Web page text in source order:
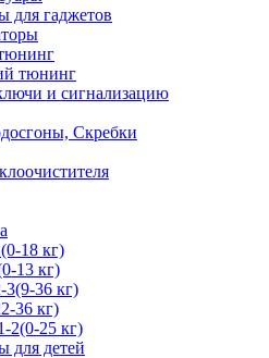
для гаджетов
тюнинг
и сигнализацию
Скребки
18 кг)
13 кг)
3(9-36 кг)
36 кг)
2(0-25 кг)
для детей